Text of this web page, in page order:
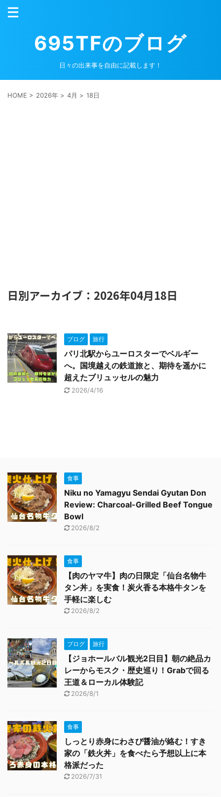
695TFのブログ
日々の出来事を自由に記載します！
HOME > 2026年 > 4月 > 18日
日別アーカイブ：2026年04月18日
ブログ 旅行
パリ北駅からユーロスターでベルギー
へ。国境越えの鉄道旅と、期待を遥かに
超えたブリュッセルの魅力
2026/4/16
食事
Niku no Yamagyu Sendai Gyutan Don
Review: Charcoal-Grilled Beef Tongue
Bowl
2026/8/2
食事
【肉のヤマ牛】肉の日限定「仙台名物牛
タン丼」を実食！炭火香る本格牛タンを
手軽に楽しむ
2026/8/2
ブログ 旅行
【ジョホールバル観光2日目】朝の絶品カ
レーからモスク・歴史巡り！Grabで回る
王道＆ローカル体験記
2026/8/1
食事
しっとり赤身にわさび醤油が絡む！すき
家の「鉄火丼」を食べたら予想以上に本
格派だった
2026/7/31